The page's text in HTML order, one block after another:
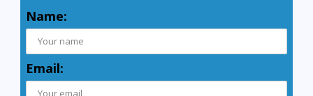
Name:
Email: